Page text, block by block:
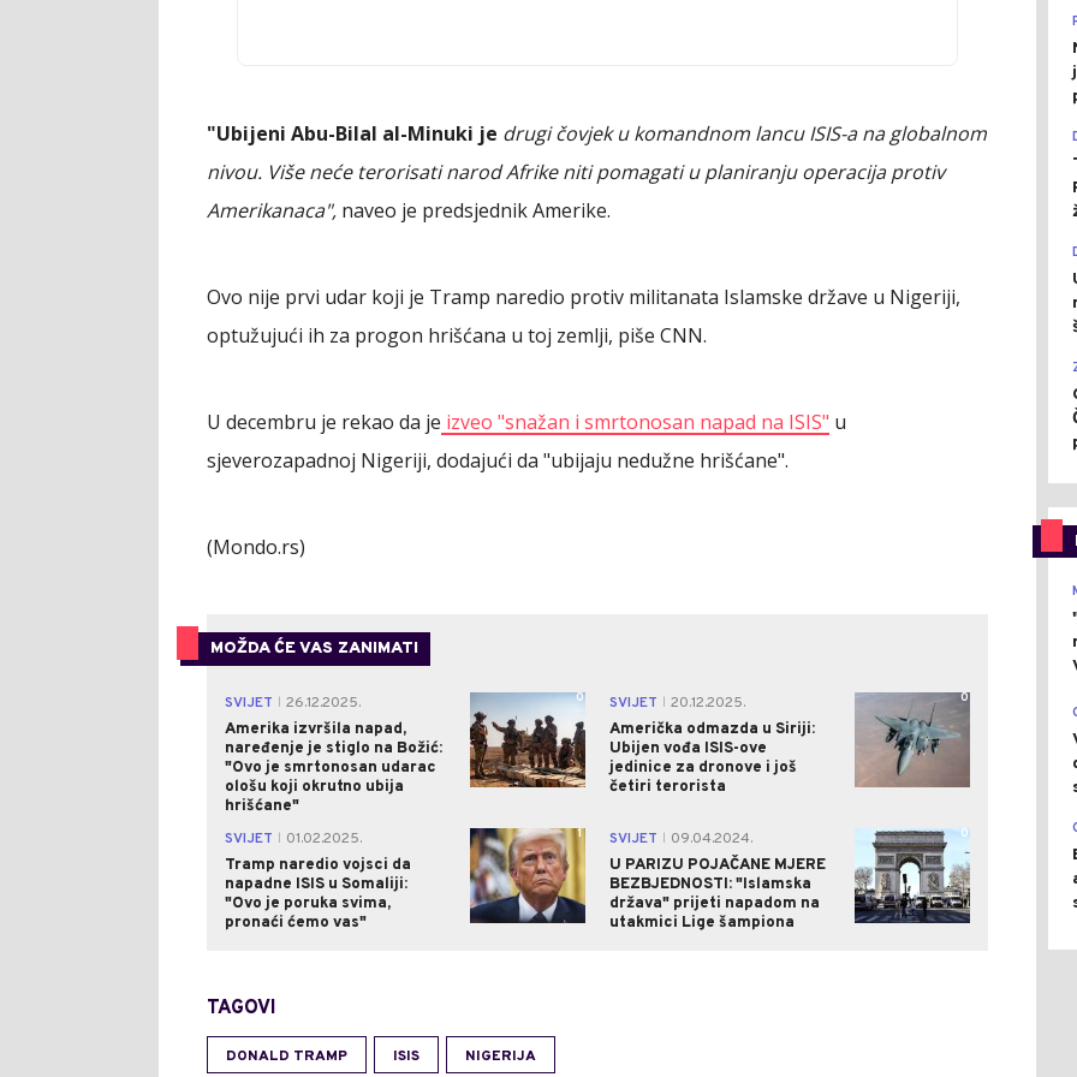
"Ubijeni Abu-Bilal al-Minuki je drugi čovjek u komandnom lancu ISIS-a na globalnom
nivou. Više neće terorisati narod Afrike niti pomagati u planiranju operacija protiv
Amerikanaca", naveo je predsjednik Amerike.
Ovo nije prvi udar koji je Tramp naredio protiv militanata Islamske države u Nigeriji,
optužujući ih za progon hrišćana u toj zemlji, piše CNN.
U decembru je rekao da je izveo "snažan i smrtonosan napad na ISIS" u
sjeverozapadnoj Nigeriji, dodajući da "ubijaju nedužne hrišćane".
(Mondo.rs)
MOŽDA ĆE VAS ZANIMATI
SVIJET
26.12.2025.
Amerika izvršila napad,
naređenje je stiglo na Božić:
"Ovo je smrtonosan udarac
ološu koji okrutno ubija
hrišćane"
0 SVIJET
20.12.2025.
Američka odmazda u Siriji:
Ubijen vođa ISIS-ove
jedinice za dronove i još
četiri terorista
0
SVIJET
01.02.2025.
Tramp naredio vojsci da
napadne ISIS u Somaliji:
"Ovo je poruka svima,
pronaći ćemo vas"
1 SVIJET
09.04.2024.
U PARIZU POJAČANE MJERE
BEZBJEDNOSTI: "Islamska
država" prijeti napadom na
utakmici Lige šampiona
0
TAGOVI
DONALD TRAMP ISIS NIGERIJA